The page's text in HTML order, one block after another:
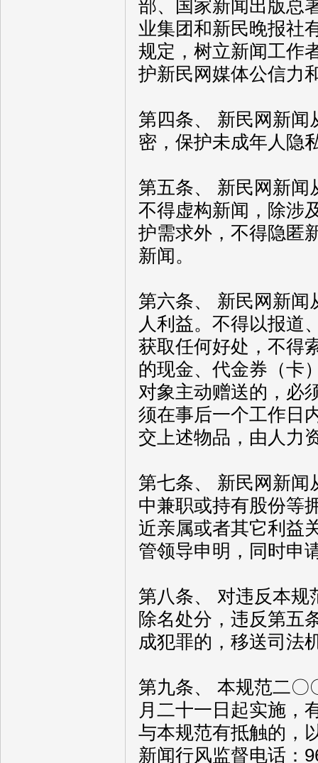
部、国家新闻出版总
业集团和新民晚报社
规定，树立新闻工作
护新民网媒体公信力
第四条、 新民网新闻
密，保护未成年人隐
第五条、 新民网新闻
不得虚构新闻，除涉
护需求外，不得隐匿
新闻。
第六条、 新民网新闻
人利益。不得以报道
获取任何好处，不得
的现金、代金券（卡
对象主动赠送的，必
须在事后一个工作日
交上述物品，由人力
第七条、 新民网新闻
中兼职或持有股份等
近亲属或者其它利益
管领导申明，同时申
第八条、 对违反本规
除名处分，违反第五
成犯罪的，移送司法
第九条、 本规范二〇
月二十一日起实施，
与本规范有抵触的，
新闻行风监督电话：